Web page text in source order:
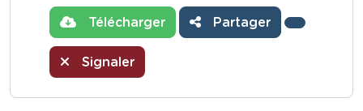
Télécharger Partager
Signaler